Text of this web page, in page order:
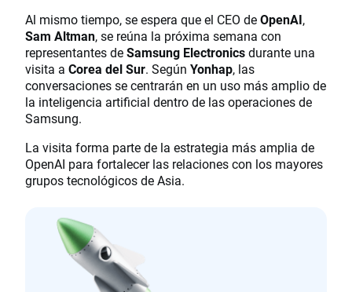
Al mismo tiempo, se espera que el CEO deOpenAI,
Sam Altman, se reúna la próxima semana con
representantes deSamsung Electronicsdurante una
visita a Corea del Sur. Según Yonhap, las
conversaciones se centrarán en un uso más amplio de
la inteligencia artificial dentro de las operaciones de
Samsung.
La visita forma parte de la estrategia más amplia de
OpenAI para fortalecer las relaciones con los mayores
grupos tecnológicos de Asia.